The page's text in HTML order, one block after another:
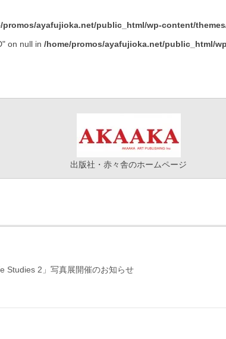
promos/ayafujioka.net/public_html/wp-content/
on null in /home/promos/ayafujioka.net/public_html/
出版社・赤々舎のホームページ
Studies 2」写真展開催のお知らせ